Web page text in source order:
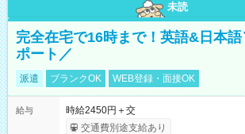
未読
完全在宅で16時まで！英語&日本
ポート／
派遣 ブランクOK WEB登録・面接OK
給与
時給2450円＋交
交通費別途支給あり